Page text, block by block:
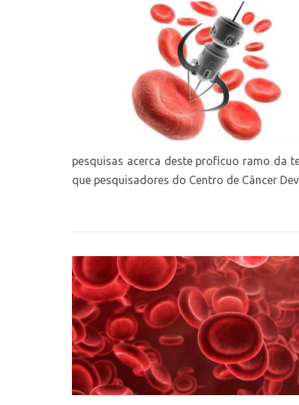
pesquisas acerca deste profícuo ramo da
que pesquisadores do Centro de Câncer